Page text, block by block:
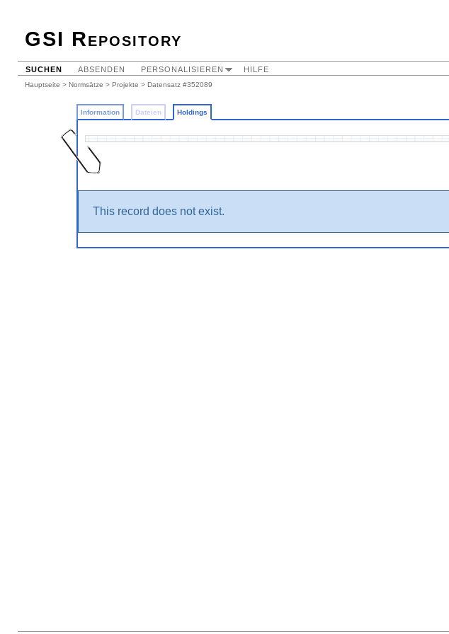
GSI Repository
SUCHEN ABSENDEN PERSONALISIEREN HILFE
Hauptseite > Normsätze > Projekte > Datensatz #352089
Information Dateien Holdings
This record does not exist.